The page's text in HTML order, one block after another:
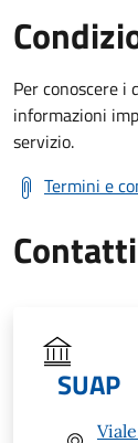
Per conoscere
informazioni
servizio.
Termini e
Contatti
SUAP